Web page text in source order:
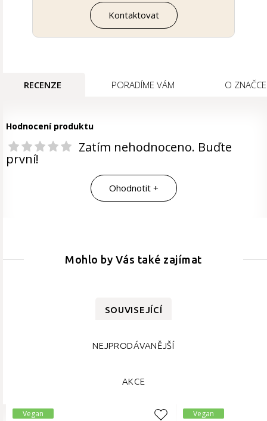
Kontaktovat
RECENZE PORADÍME VÁM O ZNAČCE
Hodnocení produktu
Zatím nehodnoceno. Buďte
první!
Ohodnotit +
Mohlo by Vás také zajímat
SOUVISEJÍCÍ
NEJPRODÁVANĚJŠÍ
AKCE
Vegan Vegan